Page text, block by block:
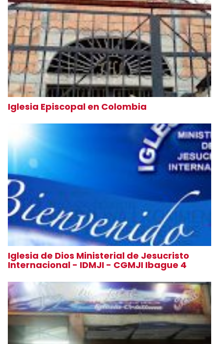
Iglesia Episcopal en Colombia
Iglesia de Dios Ministerial de Jesucristo
Internacional - IDMJI - CGMJI Ibague 4